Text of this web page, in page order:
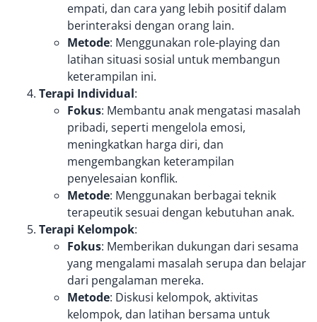
empati, dan cara yang lebih positif dalam
berinteraksi dengan orang lain.
Metode: Menggunakan role-playing dan
latihan situasi sosial untuk membangun
keterampilan ini.
Terapi Individual:
Fokus: Membantu anak mengatasi masalah
pribadi, seperti mengelola emosi,
meningkatkan harga diri, dan
mengembangkan keterampilan
penyelesaian konflik.
Metode: Menggunakan berbagai teknik
terapeutik sesuai dengan kebutuhan anak.
Terapi Kelompok:
Fokus: Memberikan dukungan dari sesama
yang mengalami masalah serupa dan belajar
dari pengalaman mereka.
Metode: Diskusi kelompok, aktivitas
kelompok, dan latihan bersama untuk